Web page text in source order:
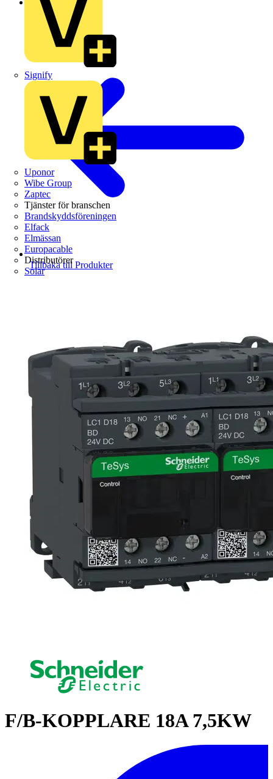
Signify
Uponor
Wibe Group
Zaptec
Tjänster för branschen
Brandskyddsföreningen
Elfack
Elmässan
Europacable
Distributörer
Solar
Tillbaka till Produkter
F/B-KOPPLARE 18A 7,5KW